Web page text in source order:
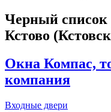
Черный список
Кстово
Окна Компас,
компания
Входные двери